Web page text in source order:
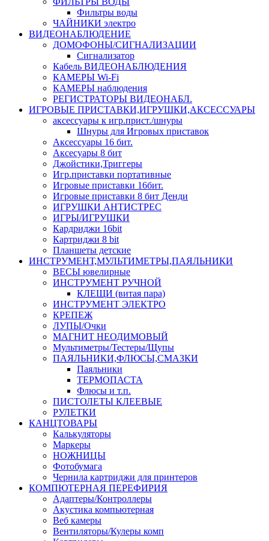
Фильтры воды
ЧАЙНИКИ электро
ВИДЕОНАБЛЮДЕНИЕ
ДОМОФОНЫ/СИГНАЛИЗАЦИИ
Сигнализатор
Кабель ВИДЕОНАБЛЮДЕНИЯ
КАМЕРЫ Wi-Fi
КАМЕРЫ наблюдения
РЕГИСТРАТОРЫ ВИДЕОНАБЛ.
ИГРОВЫЕ ПРИСТАВКИ,ИГРУШКИ,АКСЕССУАРЫ
аксесcуары к игр.прист./шнуры
Шнуры для Игровых приставок
Аксессуары 16 бит.
Аксесуары 8 бит
Джойстики,Триггеры
Игр.приставки портативные
Игровые приставки 16бит.
Игровые приставки 8 бит Денди
ИГРУШКИ АНТИСТРЕС
ИГРЫ/ИГРУШКИ
Кардриджи 16bit
Картриджи 8 bit
Планшеты детские
ИНСТРУМЕНТ,МУЛЬТИМЕТРЫ,ПАЯЛЬНИКИ
ВЕСЫ ювелирные
ИНСТРУМЕНТ РУЧНОЙ
КЛЕЩИ (витая пара)
ИНСТРУМЕНТ ЭЛЕКТРО
КРЕПЕЖ
ЛУПЫ/Очки
МАГНИТ НЕОДИМОВЫЙ
Мультиметры/Тестеры/Щупы
ПАЯЛЬНИКИ,ФЛЮСЫ,СМАЗКИ
Паяльники
ТЕРМОПАСТА
Флюсы и т.п.
ПИСТОЛЕТЫ КЛЕЕВЫЕ
РУЛЕТКИ
КАНЦТОВАРЫ
Калькуляторы
Маркеры
НОЖНИЦЫ
Фотобумага
Чернила картриджи для принтеров
КОМПЮТЕРНАЯ ПЕРЕФИРИЯ
Адаптеры/Контроллеры
Акустика компьютерная
Веб камеры
Вентиляторы/Кулеры комп